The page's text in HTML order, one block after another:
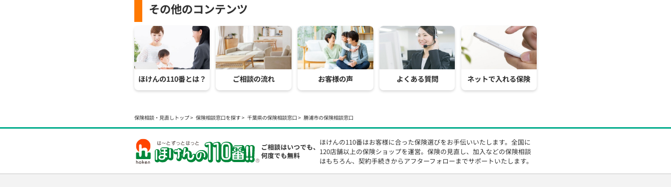
その他のコンテンツ
ほけんの110番とは？ ご相談の流れ お客様の声 よくある質問 ネットで入れる保険
保険相談・見直しトップ 保険相談窓口を探す 千葉県の保険相談窓口 勝浦市の保険相談窓口
ご相談はいつでも、
何度でも無料
ほけんの110番はお客様に合った保険選びをお手伝いいたします。全国に
120店舗以上の保険ショップを運営。保険の見直し、加入などの保険相談
はもちろん、契約手続きからアフターフォローまでサポートいたします。